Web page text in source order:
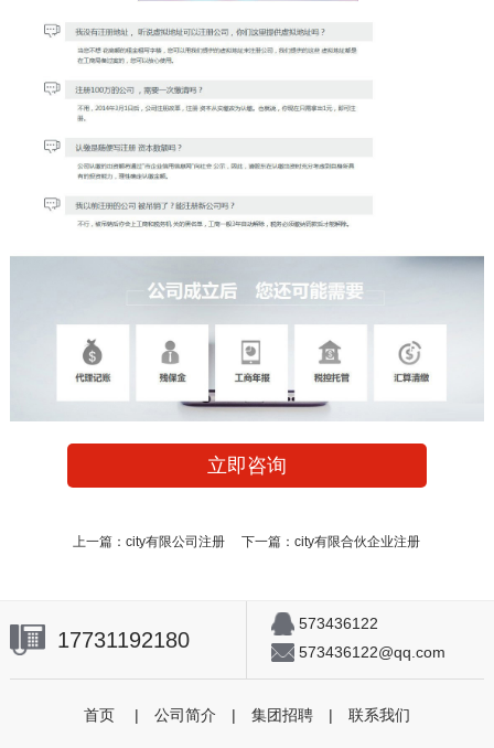
立即咨询
上一篇：city有限公司注册 下一篇：city有限合伙企业注册
17731192180
573436122
573436122@qq.com
首页 | 公司简介 | 集团招聘 | 联系我们